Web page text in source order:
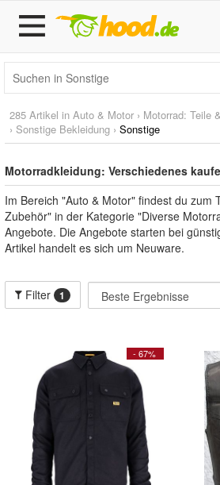
285 Artikel in Auto & Motor › Motorrad: Teile
› Sonstige Bekleidung › Sonstige
Motorradkleidung: Verschiedenes
Im Bereich "Auto & Motor" findest du zum
Zubehör" in der Kategorie "Diverse
Angebote. Die Angebote starten bei
Artikel handelt es sich um Neuware.
Filter 1
- 67%